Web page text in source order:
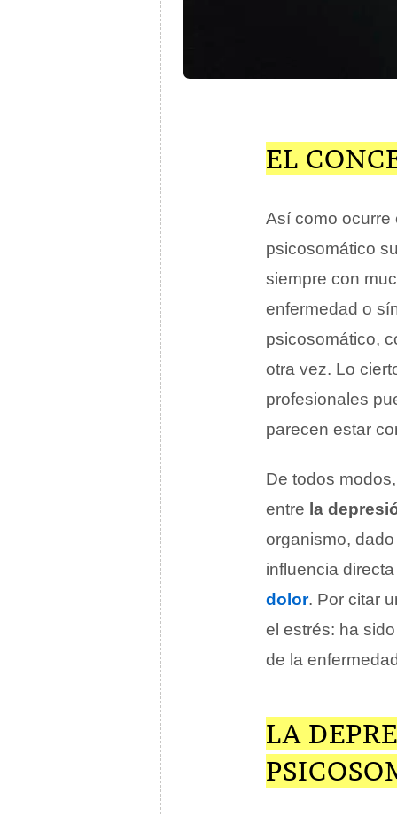
EL
Así como ocurre
psicosomático
siempre con
enfermedad o
psicosomático,
otra vez. Lo
profesionales
parecen estar
De todos
entre la
organismo,
influencia
dolor. Por citar
el estrés: ha
de la
LA